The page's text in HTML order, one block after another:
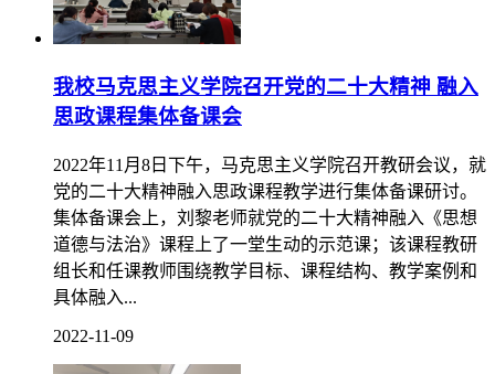
我校马克思主义学院召开党的二十大精神 融入
思政课程集体备课会
2022年11月8日下午，马克思主义学院召开教研会议，就
党的二十大精神融入思政课程教学进行集体备课研讨。
集体备课会上，刘黎老师就党的二十大精神融入《思想
道德与法治》课程上了一堂生动的示范课；该课程教研
组长和任课教师围绕教学目标、课程结构、教学案例和
具体融入...
2022-11-09